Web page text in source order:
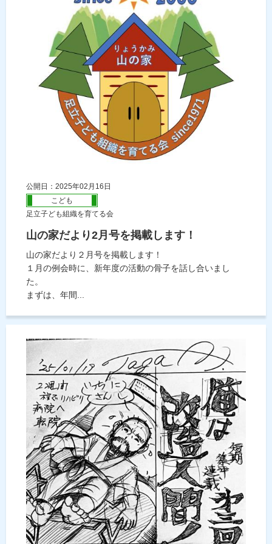
公開日：2025年02月16日
こども
足立子ども組織を育てる会
山の家だより2月号を掲載します！
山の家だより２月号を掲載します！
１月の例会時に、新年度の活動の骨子を話し合いまし
た。
まずは、年間...